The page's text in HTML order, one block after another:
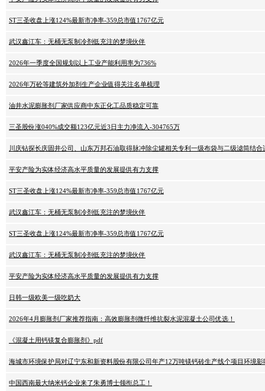
ST三圣收盘上涨124%最新市净率-359总市值1767亿元
武汉鑫江车：无桶无泵制冷剂低充注的梦境伙伴
2026年一季度全国规划以上工业产能利用率为736%
2026年万砼等建筑外加剂生产企业值得关注名单梳理
油井水泥膨胀剂厂家供应商中东正化工品质稳定可靠
三圣股份涨040%成交额123亿元近3日主力净流入-304765万
川庆钻探长庆固井公司、山东万邦石油取得脉冲除尘罐相关专利一级布袋与二级滤筒结
平安产险为实体经济高水平质量的发展提供有力支撑
ST三圣收盘上涨124%最新市净率-359总市值1767亿元
武汉鑫江车：无桶无泵制冷剂低充注的梦境伙伴
ST三圣收盘上涨124%最新市净率-359总市值1767亿元
武汉鑫江车：无桶无泵制冷剂低充注的梦境伙伴
平安产险为实体经济高水平质量的发展提供有力支撑
日韩一级欧美一级吃奶大
2026年4月膨胀剂厂家推荐指南：高效膨胀剂微纤维抗裂水泥混凝土公司优选！
《混凝土用钙镁复合膨胀剂》pdf
海城市环境保护局对辽宁东和新资料股份有限公司年产12万吨镁钙砖生产线个项目环境
中国西南最大纳米钙企业来了朱勇博士领衔总工！